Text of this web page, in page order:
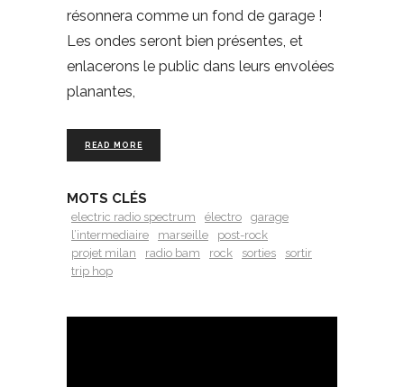
résonnera comme un fond de garage !
Les ondes seront bien présentes, et
enlacerons le public dans leurs envolées
planantes,
READ MORE
MOTS CLÉS
electric radio spectrum électro
garage
l’intermediaire
marseille
post-rock
projet milan
radio bam rock sorties
sortir
trip hop